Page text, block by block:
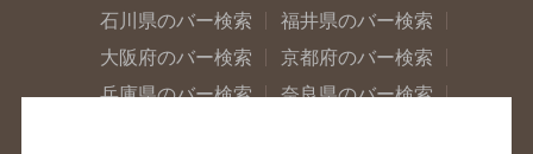
石川県のバー検索
福井県のバー検索
大阪府のバー検索
京都府のバー検索
兵庫県のバー検索
奈良県のバー検索